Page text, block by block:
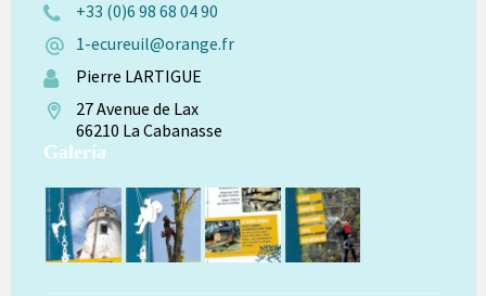
+33 (0)6 98 68 04 90
1-ecureuil@orange.fr
Pierre LARTIGUE
27 Avenue de Lax
66210 La Cabanasse
Galería